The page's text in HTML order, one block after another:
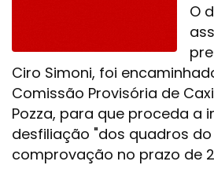
O
Ciro Simoni, foi
Comissão Provisória de
Pozza, para que proceda a
desfiliação "dos quadros do
comprovação no prazo de